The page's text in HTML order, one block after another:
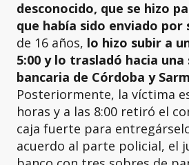
desconocido, que se hizo
que había sido enviado
de 16 años, lo hizo subir a
5:00 y lo trasladó hacia una
bancaria de Córdoba y
Posteriormente, la víctima
horas y a las 8:00 retiró el
caja fuerte para
acuerdo al parte policial, el